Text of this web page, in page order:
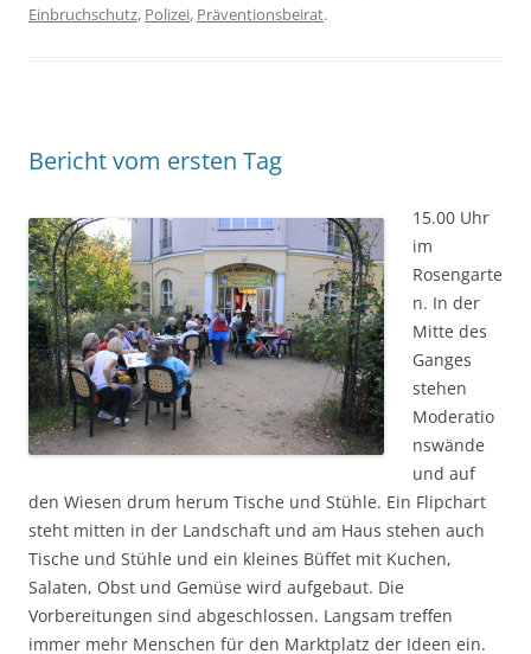
Einbruchschutz, Polizei, Präventionsbeirat.
Bericht vom ersten Tag
15.00 Uhr
im
Rosengarte
n. In der
Mitte des
Ganges
stehen
Moderatio
nswände
und auf
den Wiesen drum herum Tische und Stühle. Ein Flipchart
steht mitten in der Landschaft und am Haus stehen auch
Tische und Stühle und ein kleines Büffet mit Kuchen,
Salaten, Obst und Gemüse wird aufgebaut. Die
Vorbereitungen sind abgeschlossen. Langsam treffen
immer mehr Menschen für den Marktplatz der Ideen ein.